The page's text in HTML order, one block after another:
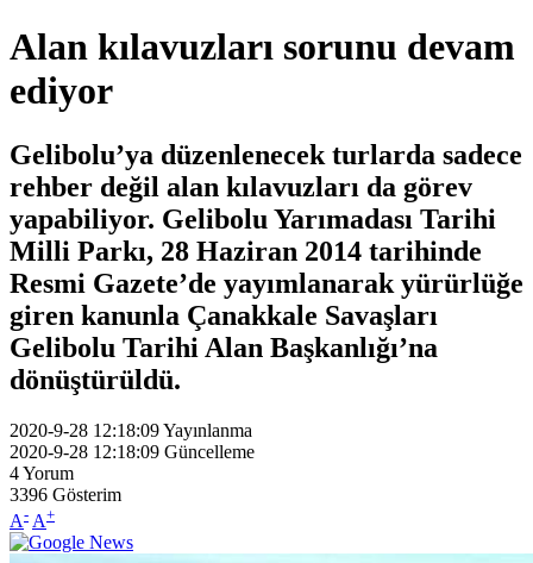
Alan kılavuzları sorunu devam
ediyor
Gelibolu’ya düzenlenecek turlarda sadece
rehber değil alan kılavuzları da görev
yapabiliyor. Gelibolu Yarımadası Tarihi
Milli Parkı, 28 Haziran 2014 tarihinde
Resmi Gazete’de yayımlanarak yürürlüğe
giren kanunla Çanakkale Savaşları
Gelibolu Tarihi Alan Başkanlığı’na
dönüştürüldü.
2020-9-28 12:18:09Yayınlanma
2020-9-28 12:18:09 Güncelleme
4Yorum
3396 Gösterim
A- A+